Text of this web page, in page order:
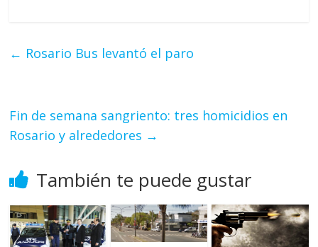
← Rosario Bus levantó el paro
Fin de semana sangriento: tres homicidios en
Rosario y alrededores →
También te puede gustar